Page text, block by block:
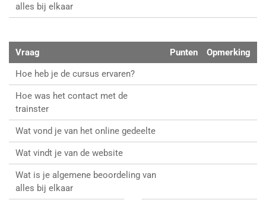
alles bij elkaar
Vraag Punten
Opmerking
Hoe heb je de cursus ervaren?
Hoe was het contact met de
trainster
Wat vond je van het online gedeelte
Wat vindt je van de website
Wat is je algemene beoordeling van
alles bij elkaar